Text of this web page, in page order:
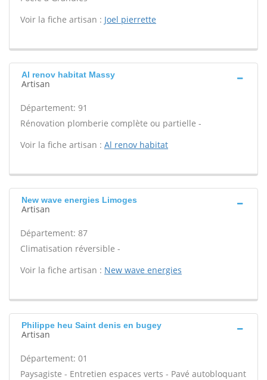
Voir la fiche artisan : Joel pierrette
Al renov habitat Massy
Artisan
Département: 91
Rénovation plomberie complète ou partielle -
Voir la fiche artisan : Al renov habitat
New wave energies Limoges
Artisan
Département: 87
Climatisation réversible -
Voir la fiche artisan : New wave energies
Philippe heu Saint denis en bugey
Artisan
Département: 01
Paysagiste - Entretien espaces verts - Pavé autobloquant